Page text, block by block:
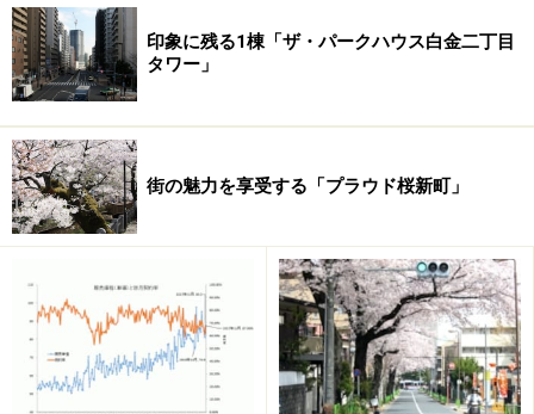
印象に残る1棟「ザ・パークハウス白金二丁目
タワー」
街の魅力を享受する「プラウド桜新町」